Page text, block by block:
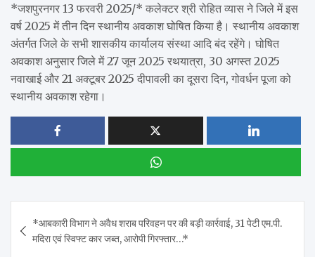
*जशपुरनगर 13 फरवरी 2025/* कलेक्टर श्री रोहित व्यास ने जिले में इस
वर्ष 2025 में तीन दिन स्थानीय अवकाश घोषित किया है। स्थानीय अवकाश
अंतर्गत जिले के सभी शासकीय कार्यालय संस्था आदि बंद रहेंगे। घोषित
अवकाश अनुसार जिले में 27 जून 2025 रथयात्रा, 30 अगस्त 2025
नवाखाई और 21 अक्टूबर 2025 दीपावली का दूसरा दिन, गोवर्धन पूजा को
स्थानीय अवकाश रहेगा।
navigation
*आबकारी विभाग ने अवैध शराब परिवहन पर की बड़ी कार्रवाई, 31 पेटी एम.पी.
मदिरा एवं स्विफ्ट कार जब्त, आरोपी गिरफ्तार…*